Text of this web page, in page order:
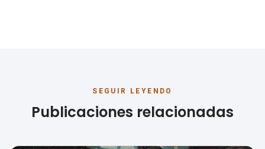
SEGUIR LEYENDO
Publicaciones relacionadas